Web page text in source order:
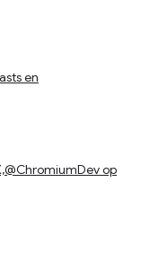
en
op